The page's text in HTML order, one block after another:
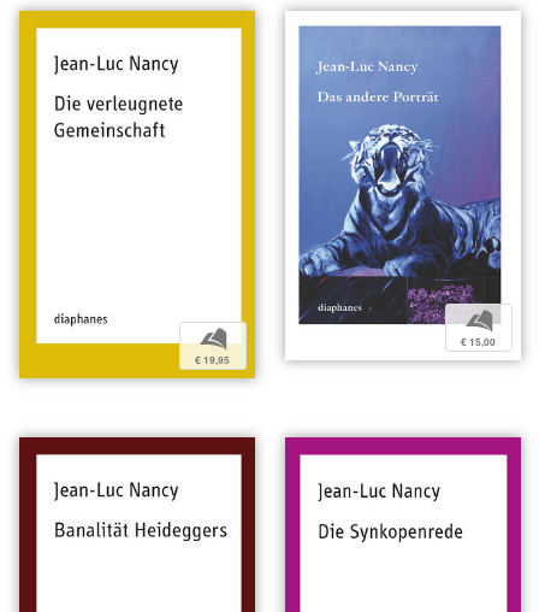
b
€ 19,95
b
€ 15,00